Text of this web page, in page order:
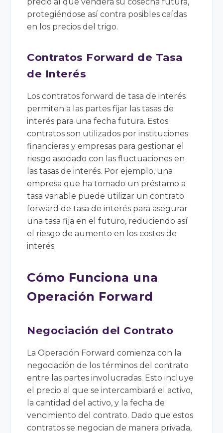
protegiéndose así contra posibles caídas
en los precios del trigo.
Contratos Forward de Tasa
de Interés
Los contratos forward de tasa de interés
permiten a las partes fijar las tasas de
interés para una fecha futura. Estos
contratos son utilizados por instituciones
financieras y empresas para gestionar el
riesgo asociado con las fluctuaciones en
las tasas de interés. Por ejemplo, una
empresa que ha tomado un préstamo a
tasa variable puede utilizar un contrato
forward de tasa de interés para asegurar
una tasa fija en el futuro, reduciendo así
el riesgo de aumento en los costos de
interés.
Cómo Funciona una
Operación Forward
Negociación del Contrato
La Operación Forward comienza con la
negociación de los términos del contrato
entre las partes involucradas. Esto incluye
el precio al que se intercambiará el activo,
la cantidad del activo, y la fecha de
vencimiento del contrato. Dado que estos
contratos se negocian de manera privada,